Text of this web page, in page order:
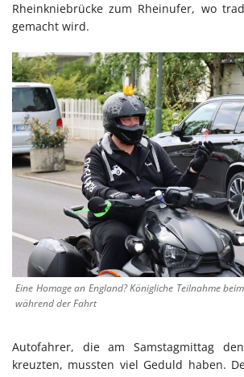
Rheinkniebrücke zum Rheinufer, wo
gemacht wird.
Eine Homage an England? Königliche Teilnahme
während der Fahrt
Autofahrer, die am Samstagmittag
kreuzten, mussten viel Geduld haben.